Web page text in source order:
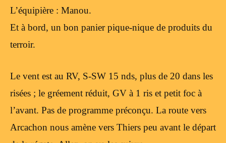
L’équipière : Manou.
Et à bord, un bon panier pique-nique de produits du
terroir.
Le vent est au RV, S-SW 15 nds, plus de 20 dans les
risées ; le gréement réduit, GV à 1 ris et petit foc à
l’avant. Pas de programme préconçu. La route vers
Arcachon nous amène vers Thiers peu avant le départ